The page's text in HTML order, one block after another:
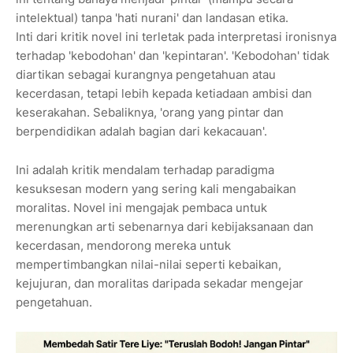
intelektual) tanpa 'hati nurani' dan landasan etika.
Inti dari kritik novel ini terletak pada interpretasi ironisnya
terhadap 'kebodohan' dan 'kepintaran'. 'Kebodohan' tidak
diartikan sebagai kurangnya pengetahuan atau
kecerdasan, tetapi lebih kepada ketiadaan ambisi dan
keserakahan. Sebaliknya, 'orang yang pintar dan
berpendidikan adalah bagian dari kekacauan'.
Ini adalah kritik mendalam terhadap paradigma
kesuksesan modern yang sering kali mengabaikan
moralitas. Novel ini mengajak pembaca untuk
merenungkan arti sebenarnya dari kebijaksanaan dan
kecerdasan, mendorong mereka untuk
mempertimbangkan nilai-nilai seperti kebaikan,
kejujuran, dan moralitas daripada sekadar mengejar
pengetahuan.